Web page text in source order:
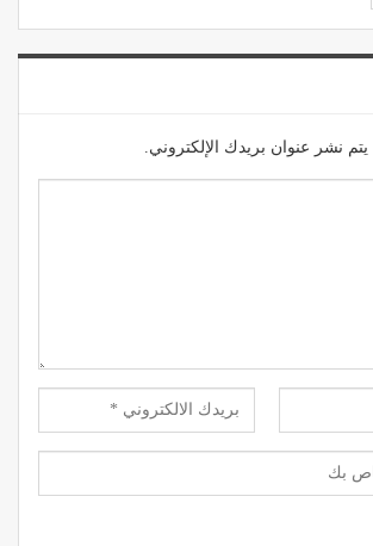
يتم نشر عنوان بريدك الإلكتروني.